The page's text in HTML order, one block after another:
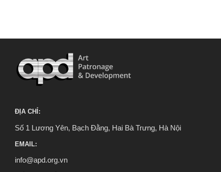
ĐỊA CHỈ:
Số 1 Lương Yên, Bạch Đằng, Hai Bà Trưng, Hà Nội
EMAIL:
info@apd.org.vn